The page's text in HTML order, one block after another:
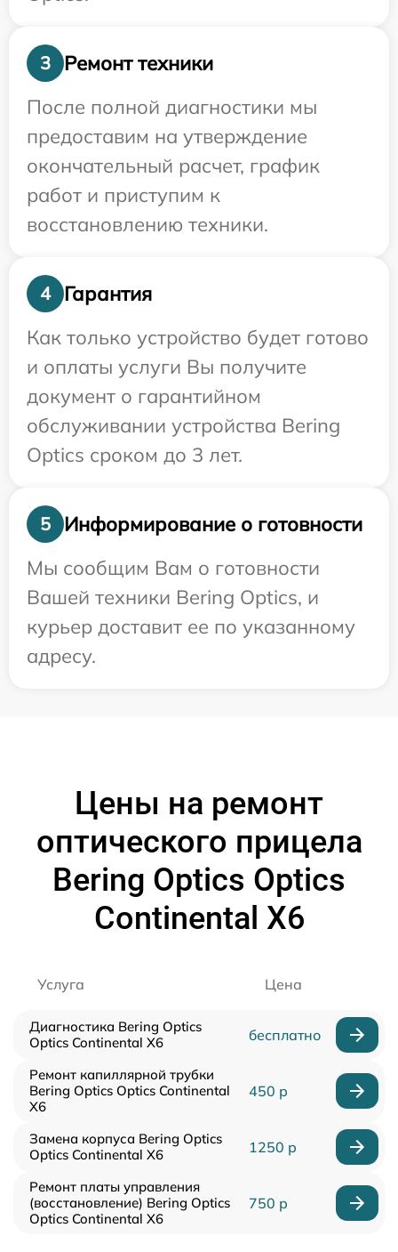
3
Ремонт техники
После полной диагностики мы
предоставим на утверждение
окончательный расчет, график
работ и приступим к
восстановлению техники.
4
Гарантия
Как только устройство будет готово
и оплаты услуги Вы получите
документ о гарантийном
обслуживании устройства Bering
Optics сроком до 3 лет.
5
Информирование о готовности
Мы сообщим Вам о готовности
Вашей техники Bering Optics, и
курьер доставит ее по указанному
адресу.
Цены на ремонт
оптического прицела
Bering Optics Optics
Continental X6
Услуга Цена
Диагностика Bering Optics
Optics Continental X6
бесплатно
Ремонт капиллярной трубки
Bering Optics Optics Continental
X6
450 р
Замена корпуса Bering Optics
Optics Continental X6
1250 р
Ремонт платы управления
(восстановление) Bering Optics
Optics Continental X6
750 р